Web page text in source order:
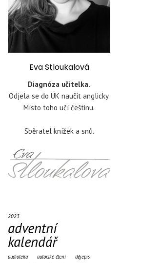
Eva Stloukalová
Diagnóza učitelka.
Odjela se do UK naučit anglicky.
Místo toho učí češtinu.
Sběratel knížek a snů.
2023
adventní
kalendář
audioteka autorské čtení
dějepis